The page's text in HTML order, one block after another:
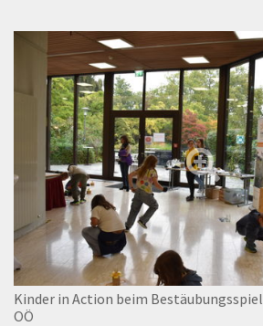
Kinder in Action beim Bestäubungsspiel
OÖ